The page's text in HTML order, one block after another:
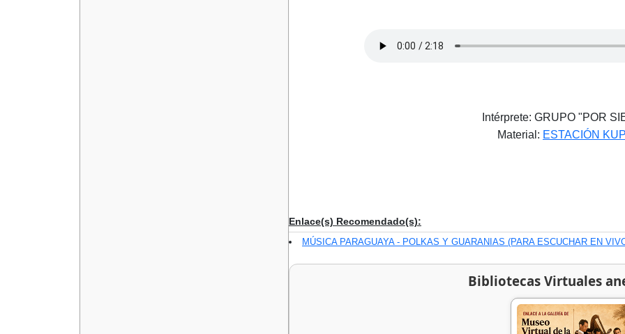
Intérprete: GRUPO "POR
Material: ESTACIÓN
Enlace(s) Recomendado(s):
MÚSICA PARAGUAYA - POLKAS Y GUARANIAS (PARA ESCUCHAR EN
Bibliotecas Virtuales